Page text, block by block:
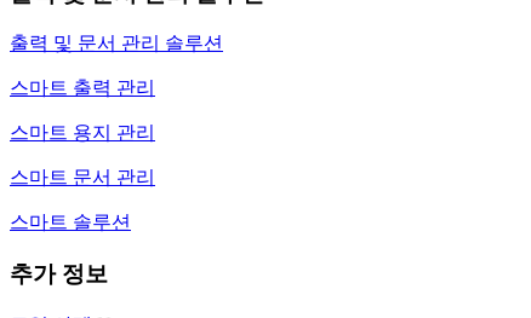
출력 및 문서 관리 솔루션
스마트 출력 관리
스마트 용지 관리
스마트 문서 관리
스마트 솔루션
추가 정보